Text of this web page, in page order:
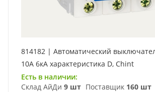
814182 | Автоматический
10А 6кА характеристика D, Chint
Есть в наличии:
Склад АйДи 9 шт Поставщик 160 шт